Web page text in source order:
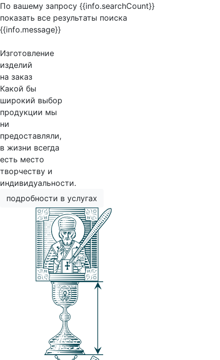
По вашему запросу {{info.searchCount}}
показать все результаты поиска
{{info.message}}
Изготовление
изделий
на заказ
Какой бы
широкий выбор
продукции мы
ни
предоставляли,
в жизни всегда
есть место
творчеству и
индивидуальности.
подробности в услугах